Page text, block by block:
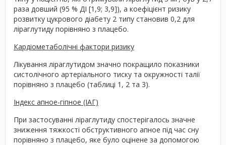
раза довший (95 % ДІ [1,9; 3,9]), а коефіцієнт ризику
розвитку цукрового діабету 2 типу становив 0,2 для
ліраглутиду порівняно з плацебо.
Кардіометаболічні фактори ризику
Лікування ліраглутидом значно покращило показники
систолічного артеріального тиску та окружності талії
порівняно з плацебо (таблиці 1, 2 та 3).
Індекс апное-гіпное (ІАГ)
При застосуванні ліраглутиду спостерігалось значне
зниження тяжкості обструктивного апное під час сну
порівняно з плацебо, яке було оцінене за допомогою